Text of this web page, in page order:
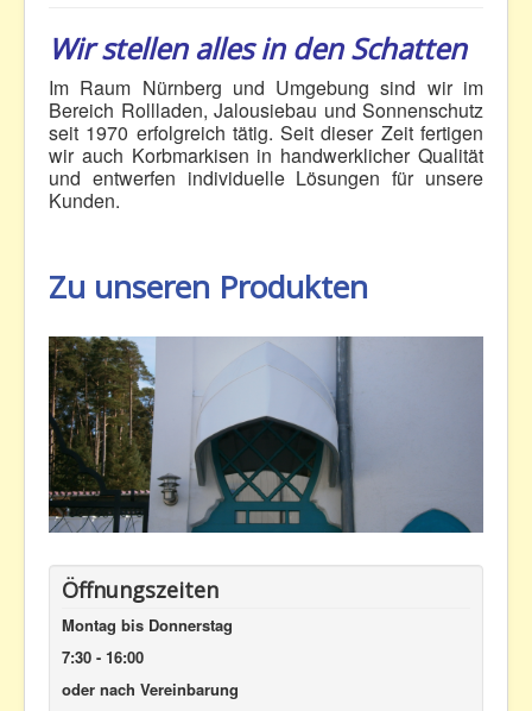
Luna Sonnenschutztechnik
Wir über uns
Anfahrt
Impressum
Datenschutz
Wir stellen alles in den Schatten
Im Raum Nürnberg und Umgebung sind wir im
Bereich Rollladen, Jalousiebau und Sonnenschutz
seit 1970 erfolgreich tätig. Seit dieser Zeit fertigen
wir auch Korbmarkisen in handwerklicher Qualität
und entwerfen individuelle Lösungen für unsere
Kunden.
Zu unseren Produkten
Öffnungszeiten
Montag bis Donnerstag
7:30 - 16:00
oder nach Vereinbarung